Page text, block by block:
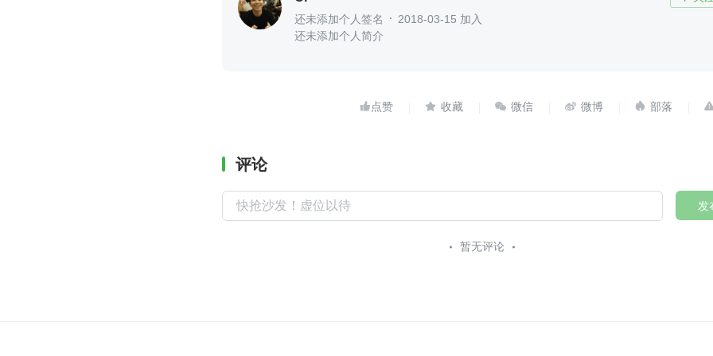
还未添加个人签名
2018-03-15 加入
还未添加个人简介
    
评论
发
暂无评论